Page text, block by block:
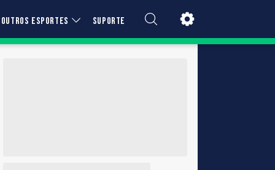
OUTROS ESPORTES SUPORTE